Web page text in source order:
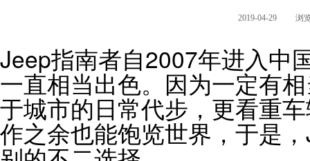
2019-04-29 浏
Jeep指南者自2007年进入中
一直相当出色。因为一定有
于城市的日常代步，更看重
作之余也能饱览世界，于是